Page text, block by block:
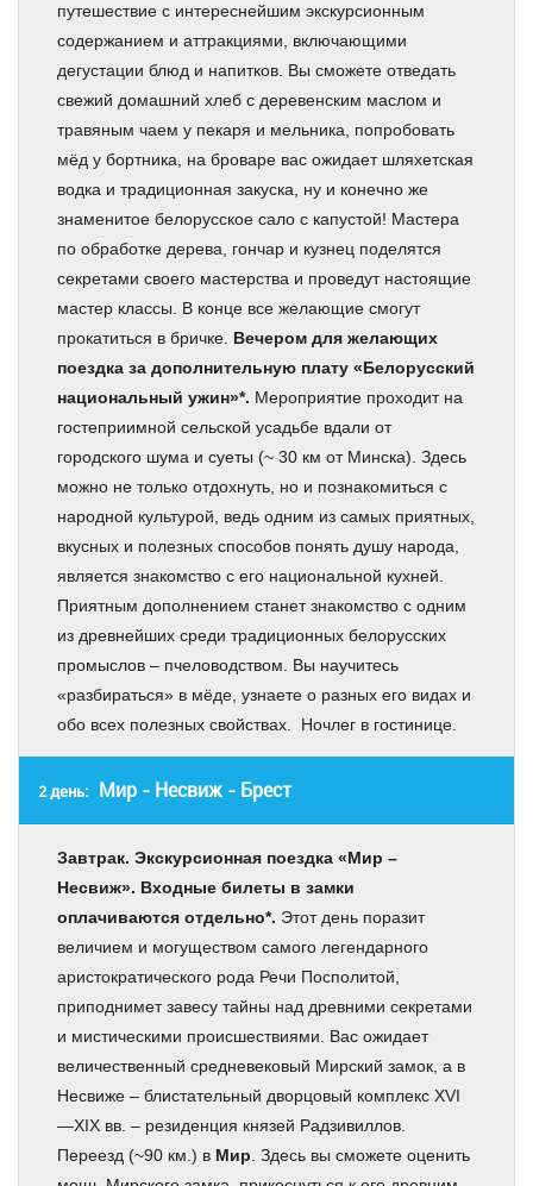
путешествие с интереснейшим экскурсионным
содержанием и аттракциями, включающими
дегустации блюд и напитков. Вы сможете отведать
свежий домашний хлеб с деревенским маслом и
травяным чаем у пекаря и мельника, попробовать
мёд у бортника, на броваре вас ожидает шляхетская
водка и традиционная закуска, ну и конечно же
знаменитое белорусское сало с капустой! Мастера
по обработке дерева, гончар и кузнец поделятся
секретами своего мастерства и проведут настоящие
мастер классы. В конце все желающие смогут
прокатиться в бричке. Вечером для желающих
поездка за дополнительную плату «Белорусский
национальный ужин»*. Мероприятие проходит на
гостеприимной сельской усадьбе вдали от
городского шума и суеты (~ 30 км от Минска). Здесь
можно не только отдохнуть, но и познакомиться с
народной культурой, ведь одним из самых приятных,
вкусных и полезных способов понять душу народа,
является знакомство с его национальной кухней.
Приятным дополнением станет знакомство с одним
из древнейших среди традиционных белорусских
промыслов – пчеловодством. Вы научитесь
«разбираться» в мёде, узнаете о разных его видах и
обо всех полезных свойствах. Ночлег в гостинице.
2 день: Мир - Несвиж - Брест
Завтрак. Экскурсионная поездка «Мир –
Несвиж». Входные билеты в замки
оплачиваются отдельно*. Этот день поразит
величием и могуществом самого легендарного
аристократического рода Речи Посполитой,
приподнимет завесу тайны над древними секретами
и мистическими происшествиями. Вас ожидает
величественный средневековый Мирский замок, а в
Несвиже – блистательный дворцовый комплекс XVI
—XIX вв. – резиденция князей Радзивиллов.
Переезд (~90 км.) в Мир . Здесь вы сможете оценить